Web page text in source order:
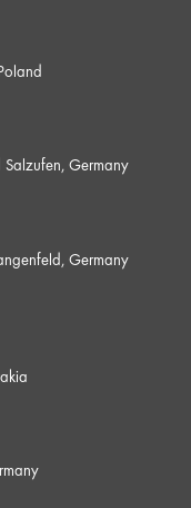
Salzufen, Germany
Germany